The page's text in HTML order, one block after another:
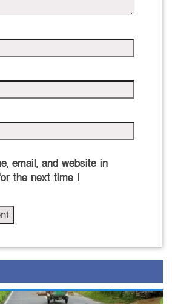
email, and website in
the next time I